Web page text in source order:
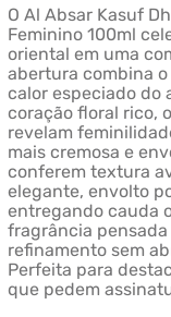
O Al Absar Kasuf
Feminino 100ml
oriental em uma
abertura combina
calor especiado do
coração floral rico,
revelam
mais cremosa e
conferem textura
elegante, envolto
entregando cauda
fragrância
refinamento sem
Perfeita para
que pedem